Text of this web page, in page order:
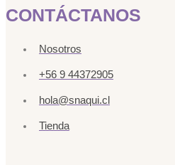
CONTÁCTANOS
Nosotros
+56 9 44372905
hola@snaqui.cl
Tienda